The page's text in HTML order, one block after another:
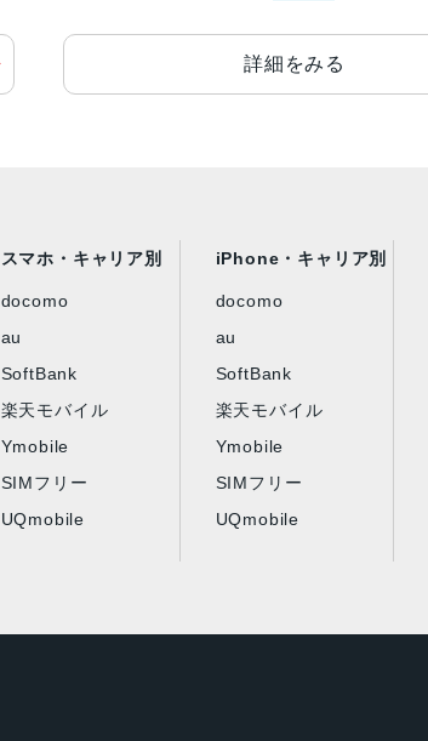
詳細をみる
スマホ・キャリア別
docomo
au
SoftBank
楽天モバイル
Ymobile
SIMフリー
UQmobile
iPhone・キャリア別
docomo
au
SoftBank
楽天モバイル
Ymobile
SIMフリー
UQmobile